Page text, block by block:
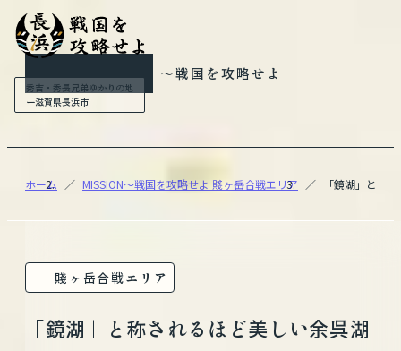
秀吉・秀長兄弟ゆかりの地
ー滋賀県長浜市
MISSION 〜戦国を攻略せよ
ホーム MISSION〜戦国を攻略せよ 賤ヶ岳合戦エリア 「鏡湖」と称
賤ヶ岳合戦エリア
「鏡湖」と称されるほど美しい余呉湖